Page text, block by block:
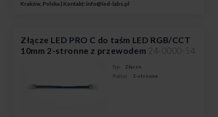
Kraków, Polska | Kontakt: info@led-labs.pl
Złącze LED PRO C do taśm LED RGB/CCT
10mm 2-stronne z przewodem 24-0000-54
Typ:
Złącze
Rodzaj:
2-stronne